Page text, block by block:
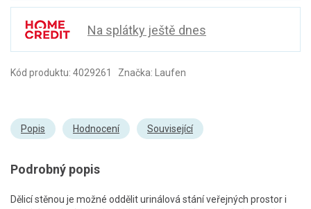
Na splátky ještě dnes
Kód produktu: 4029261 Značka: Laufen
Popis Hodnocení Související
Podrobný popis
Dělicí stěnou je možné oddělit urinálová stání veřejných prostor i